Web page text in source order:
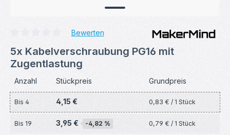
Bewerten
5x Kabelverschraubung PG16 mit
Zugentlastung
Anzahl Stückpreis Grundpreis
Bis 4 4,15 € 0,83 € / 1 Stück
Bis 19 3,95 € -4,82 % 0,79 € / 1 Stück